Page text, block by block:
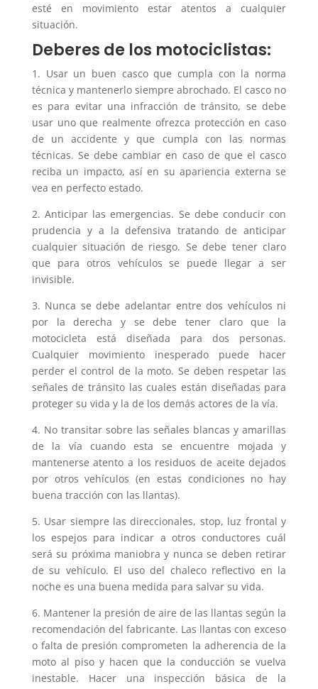
esté en movimiento estar atentos a cualquier
situación.
Deberes de los motociclistas:
1. Usar un buen casco que cumpla con la norma
técnica y mantenerlo siempre abrochado. El casco no
es para evitar una infracción de tránsito, se debe
usar uno que realmente ofrezca protección en caso
de un accidente y que cumpla con las normas
técnicas. Se debe cambiar en caso de que el casco
reciba un impacto, así en su apariencia externa se
vea en perfecto estado.
2. Anticipar las emergencias. Se debe conducir con
prudencia y a la defensiva tratando de anticipar
cualquier situación de riesgo. Se debe tener claro
que para otros vehículos se puede llegar a ser
invisible.
3. Nunca se debe adelantar entre dos vehículos ni
por la derecha y se debe tener claro que la
motocicleta está diseñada para dos personas.
Cualquier movimiento inesperado puede hacer
perder el control de la moto. Se deben respetar las
señales de tránsito las cuales están diseñadas para
proteger su vida y la de los demás actores de la vía.
4. No transitar sobre las señales blancas y amarillas
de la vía cuando esta se encuentre mojada y
mantenerse atento a los residuos de aceite dejados
por otros vehículos (en estas condiciones no hay
buena tracción con las llantas).
5. Usar siempre las direccionales, stop, luz frontal y
los espejos para indicar a otros conductores cuál
será su próxima maniobra y nunca se deben retirar
de su vehículo. El uso del chaleco reflectivo en la
noche es una buena medida para salvar su vida.
6. Mantener la presión de aire de las llantas según la
recomendación del fabricante. Las llantas con exceso
o falta de presión comprometen la adherencia de la
moto al piso y hacen que la conducción se vuelva
inestable. Hacer una inspección básica de la